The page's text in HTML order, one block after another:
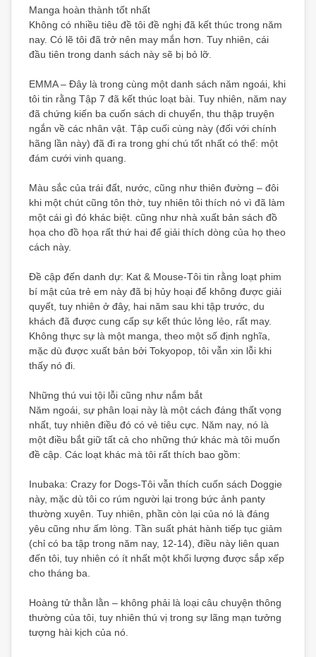
Manga hoàn thành tốt nhất
Không có nhiều tiêu đề tôi đề nghị đã kết thúc trong năm
nay. Có lẽ tôi đã trở nên may mắn hơn. Tuy nhiên, cái
đầu tiên trong danh sách này sẽ bị bỏ lỡ.
EMMA – Đây là trong cùng một danh sách năm ngoái, khi
tôi tin rằng Tập 7 đã kết thúc loạt bài. Tuy nhiên, năm nay
đã chứng kiến ba cuốn sách di chuyển, thu thập truyện
ngắn về các nhân vật. Tập cuối cùng này (đối với chính
hãng lần này) đã đi ra trong ghi chú tốt nhất có thể: một
đám cưới vinh quang.
Màu sắc của trái đất, nước, cũng như thiên đường – đôi
khi một chút cũng tôn thờ, tuy nhiên tôi thích nó vì đã làm
một cái gì đó khác biệt. cũng như nhà xuất bản sách đồ
họa cho đồ họa rất thứ hai để giải thích dòng của họ theo
cách này.
Đề cập đến danh dự: Kat & Mouse-Tôi tin rằng loạt phim
bí mật của trẻ em này đã bị hủy hoại để không được giải
quyết, tuy nhiên ở đây, hai năm sau khi tập trước, du
khách đã được cung cấp sự kết thúc lỏng lẻo, rất may.
Không thực sự là một manga, theo một số định nghĩa,
mặc dù được xuất bản bởi Tokyopop, tôi vẫn xin lỗi khi
thấy nó đi.
Những thú vui tội lỗi cũng như nắm bắt
Năm ngoái, sự phân loại này là một cách đáng thất vọng
nhất, tuy nhiên điều đó có vẻ tiêu cực. Năm nay, nó là
một điều bắt giữ tất cả cho những thứ khác mà tôi muốn
đề cập. Các loạt khác mà tôi rất thích bao gồm:
Inubaka: Crazy for Dogs-Tôi vẫn thích cuốn sách Doggie
này, mặc dù tôi co rúm người lại trong bức ảnh panty
thường xuyên. Tuy nhiên, phần còn lại của nó là đáng
yêu cũng như ấm lòng. Tần suất phát hành tiếp tục giảm
(chỉ có ba tập trong năm nay, 12-14), điều này liên quan
đến tôi, tuy nhiên có ít nhất một khối lượng được sắp xếp
cho tháng ba.
Hoàng tử thằn lằn – không phải là loại câu chuyện thông
thường của tôi, tuy nhiên thú vị trong sự lãng mạn tưởng
tượng hài kịch của nó.